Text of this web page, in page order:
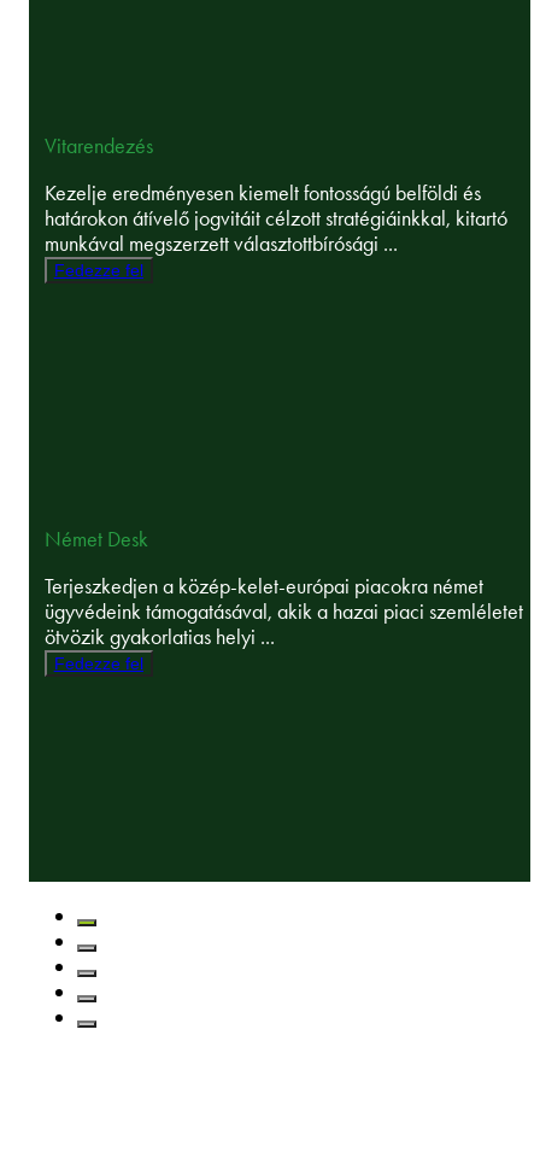
Vitarendezés
Kezelje eredményesen kiemelt fontosságú belföldi és
határokon átívelő jogvitáit célzott stratégiáinkkal, kitartó
munkával megszerzett választottbírósági ...
Fedezze fel
Német Desk
Terjeszkedjen a közép-kelet-európai piacokra német
ügyvédeink támogatásával, akik a hazai piaci szemléletet
ötvözik gyakorlatias helyi ...
Fedezze fel